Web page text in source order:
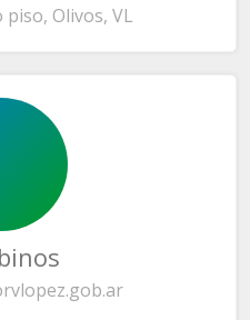
piso, Olivos, VL